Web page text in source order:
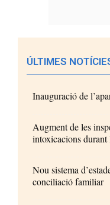
ÚLTIMES
Inauguració de
Augment de les
intoxicacions durant
Nou sistema
conciliació familiar